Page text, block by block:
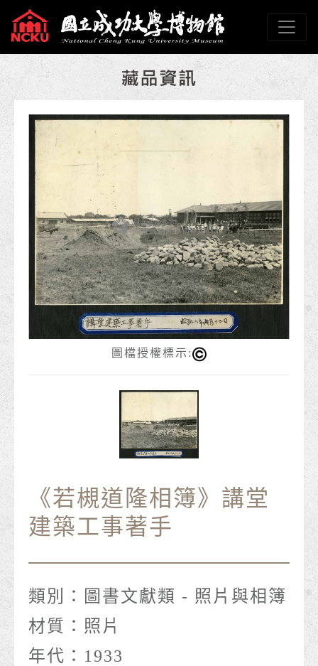
跳到主要內容
國立成功大學博物館
網頁導覽
:::
圖檔授權標示:
《若槻道隆相簿》講堂
建築工事著手
類別：
圖書文獻類 - 照片與相簿
材質： 照片
年代： 1933